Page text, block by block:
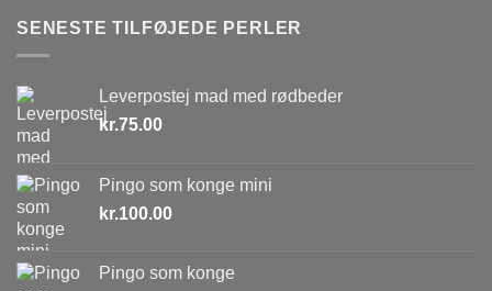
SENESTE TILFØJEDE PERLER
Leverpostej mad med rødbeder
kr.75.00
Pingo som konge mini
kr.100.00
Pingo som konge